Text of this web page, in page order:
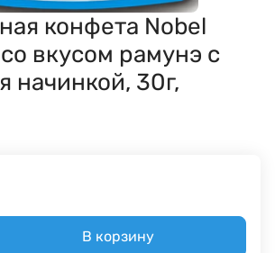
конфета Nobel
вкусом рамунэ с
начинкой, 30г,
В корзину